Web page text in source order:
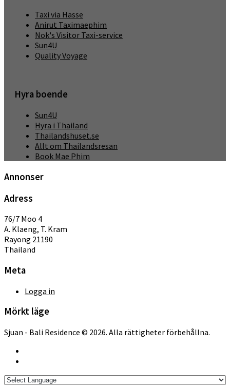
Taxi via Hasse
Anirut Taximaephim
Nok's Visitor Taxi-service
Sun4U
Quality Voyage
Hyra boende
Sun4U
Hyra i Thailand
Thailandshuset.se
Allt om Thailandsresan
Book Mae Phim
Annonser
Adress
76/7 Moo 4
A. Klaeng, T. Kram
Rayong 21190
Thailand
Meta
Logga in
Mörkt läge
Sjuan - Bali Residence © 2026. Alla rättigheter förbehållna.